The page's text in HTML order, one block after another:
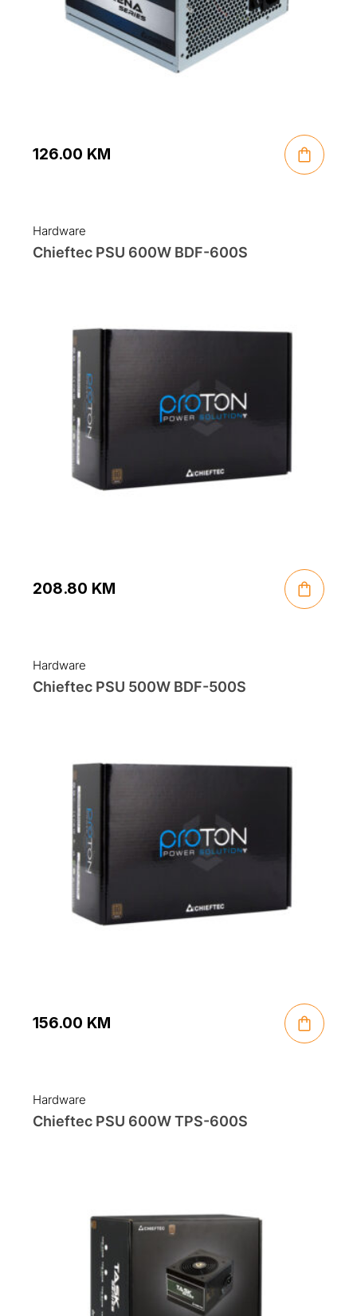
126.00 KM
Hardware
Chieftec PSU 600W BDF-600S
208.80 KM
Hardware
Chieftec PSU 500W BDF-500S
156.00 KM
Hardware
Chieftec PSU 600W TPS-600S